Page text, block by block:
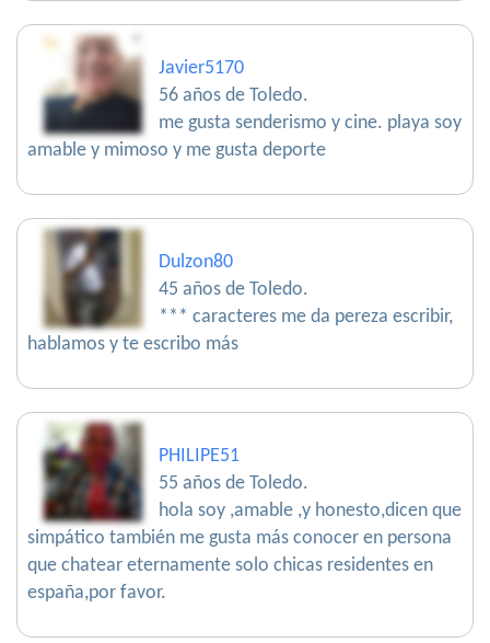
Javier5170
56 años de Toledo.
me gusta senderismo y cine. playa soy
amable y mimoso y me gusta deporte
Dulzon80
45 años de Toledo.
*** caracteres me da pereza escribir,
hablamos y te escribo más
PHILIPE51
55 años de Toledo.
hola soy ,amable ,y honesto,dicen que
simpático también me gusta más conocer en persona
que chatear eternamente solo chicas residentes en
españa,por favor.